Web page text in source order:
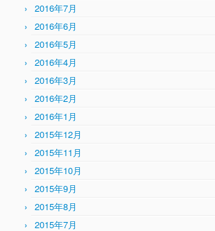
2016年7月
2016年6月
2016年5月
2016年4月
2016年3月
2016年2月
2016年1月
2015年12月
2015年11月
2015年10月
2015年9月
2015年8月
2015年7月